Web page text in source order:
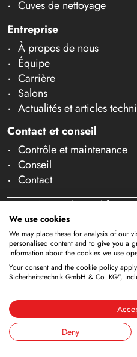
Cuves de nettoyage
Entreprise
À propos de nous
Équipe
Carrière
Salons
Actualités et articles
Contact et conseil
Contrôle et maintenance
Conseil
Contact
Sous réserve de
dimensions et informations
titre indicatif. Sous réserve
frappe. Notre offre
professionnels au sens de
aux particuliers n'a lieu. En
en tant que professionnel
Mentions Déclaration de
We use cookies
We may place these for analysis of our
personalised content and to give you a
information about the cookies we use
Your consent and the cookie policy
Sicherheitstechnik GmbH & Co. KG",
Deny